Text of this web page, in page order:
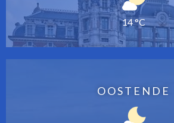
14 °C
OOSTENDE